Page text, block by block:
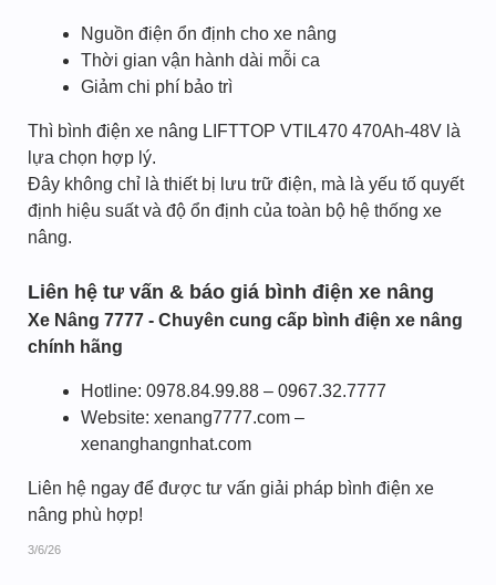
Nguồn điện ổn định cho xe nâng
Thời gian vận hành dài mỗi ca
Giảm chi phí bảo trì
Thì bình điện xe nâng LIFTTOP VTIL470 470Ah-48V là
lựa chọn hợp lý.
Đây không chỉ là thiết bị lưu trữ điện, mà là yếu tố quyết
định hiệu suất và độ ổn định của toàn bộ hệ thống xe
nâng.
Liên hệ tư vấn & báo giá bình điện xe nâng
Xe Nâng 7777 - Chuyên cung cấp bình điện xe nâng
chính hãng
Hotline: 0978.84.99.88 – 0967.32.7777
Website: xenang7777.com –
xenanghangnhat.com
Liên hệ ngay để được tư vấn giải pháp bình điện xe
nâng phù hợp!
3/6/26